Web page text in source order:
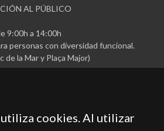
AL PÚBLICO
9:00h a 14:00h
personas con diversidad funcional.
de la Mar y Plaça Major)
cookies. Al utilizar